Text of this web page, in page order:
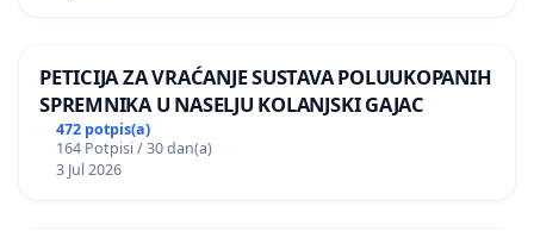
PETICIJA ZA VRAĆANJE SUSTAVA POLUUKOPANIH
SPREMNIKA U NASELJU KOLANJSKI GAJAC
472 potpis(a)
164 Potpisi / 30 dan(a)
3 Jul 2026